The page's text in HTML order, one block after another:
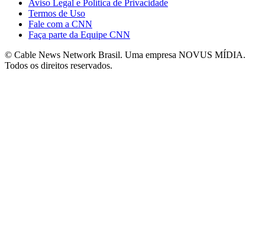
Aviso Legal e Política de Privacidade
Termos de Uso
Fale com a CNN
Faça parte da Equipe CNN
© Cable News Network Brasil. Uma empresa NOVUS MÍDIA.
Todos os direitos reservados.